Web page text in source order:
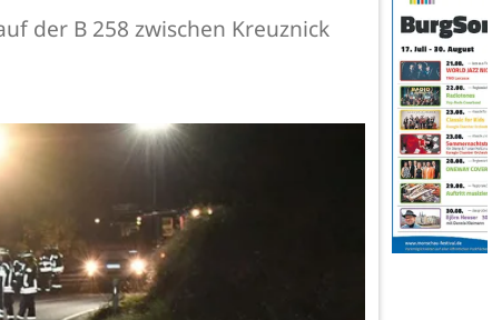
der B 258 zwischen Kreuznick